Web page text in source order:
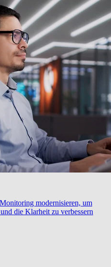
modernisieren, um
die Klarheit zu verbessern